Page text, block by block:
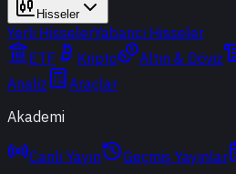
Hisseler
Yerli HisselerYabancı Hisseler
ETF
Kripto Altın & Döviz
Analiz
Araçlar
Akademi
Canlı Yayın Geçmiş Yayınlar